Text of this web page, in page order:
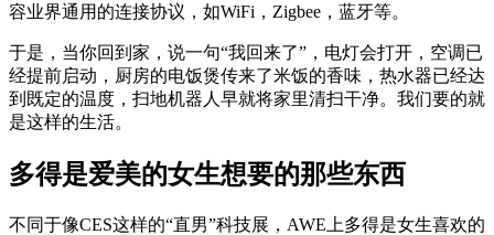
容业界通用的连接协议，如WiFi，Zigbee，蓝牙等。
于是，当你回到家，说一句“我回来了”，电灯会打开，空调已
经提前启动，厨房的电饭煲传来了米饭的香味，热水器已经达
到既定的温度，扫地机器人早就将家里清扫干净。我们要的就
是这样的生活。
多得是爱美的女生想要的那些东西
不同于像CES这样的“直男”科技展，AWE上多得是女生喜欢的